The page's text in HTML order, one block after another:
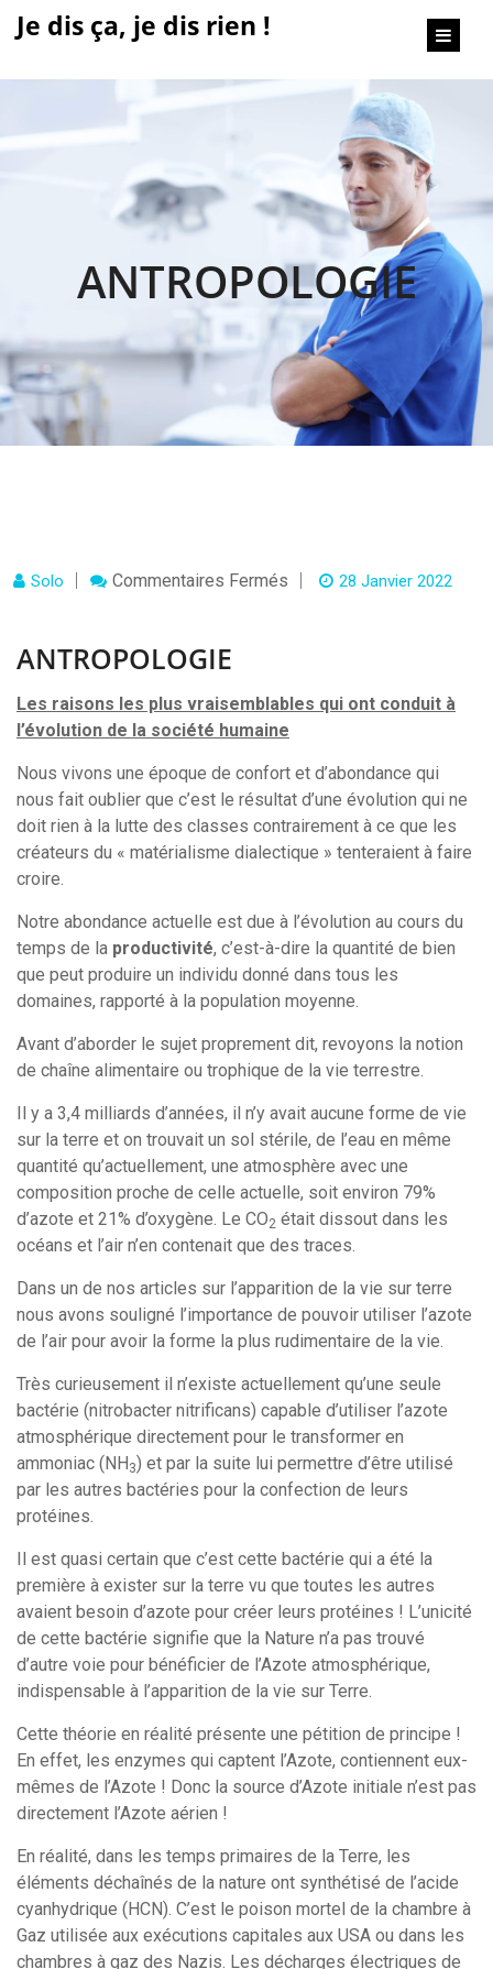
content
Je dis ça, je dis rien !
ANTROPOLOGIE
Solo Commentaires Fermés Sur
28 Janvier 2022
ANTROPOLOGIE
Les raisons les plus vraisemblables qui ont conduit à
l’évolution de la société humaine
Nous vivons une époque de confort et d’abondance qui
nous fait oublier que c’est le résultat d’une évolution qui ne
doit rien à la lutte des classes contrairement à ce que les
créateurs du « matérialisme dialectique » tenteraient à faire
croire.
Notre abondance actuelle est due à l’évolution au cours du
temps de la productivité, c’est-à-dire la quantité de bien
que peut produire un individu donné dans tous les
domaines, rapporté à la population moyenne.
Avant d’aborder le sujet proprement dit, revoyons la notion
de chaîne alimentaire ou trophique de la vie terrestre.
Il y a 3,4 milliards d’années, il n’y avait aucune forme de vie
sur la terre et on trouvait un sol stérile, de l’eau en même
quantité qu’actuellement, une atmosphère avec une
composition proche de celle actuelle, soit environ 79%
d’azote et 21% d’oxygène. Le CO2 était dissout dans les
océans et l’air n’en contenait que des traces.
Dans un de nos articles sur l’apparition de la vie sur terre
nous avons souligné l’importance de pouvoir utiliser l’azote
de l’air pour avoir la forme la plus rudimentaire de la vie.
Très curieusement il n’existe actuellement qu’une seule
bactérie (nitrobacter nitrificans) capable d’utiliser l’azote
atmosphérique directement pour le transformer en
ammoniac (NH3) et par la suite lui permettre d’être utilisé
par les autres bactéries pour la confection de leurs
protéines.
Il est quasi certain que c’est cette bactérie qui a été la
première à exister sur la terre vu que toutes les autres
avaient besoin d’azote pour créer leurs protéines ! L’unicité
de cette bactérie signifie que la Nature n’a pas trouvé
d’autre voie pour bénéficier de l’Azote atmosphérique,
indispensable à l’apparition de la vie sur Terre.
Cette théorie en réalité présente une pétition de principe !
En effet, les enzymes qui captent l’Azote, contiennent eux-
mêmes de l’Azote ! Donc la source d’Azote initiale n’est pas
directement l’Azote aérien !
En réalité, dans les temps primaires de la Terre, les
éléments déchaînés de la nature ont synthétisé de l’acide
cyanhydrique (HCN). C’est le poison mortel de la chambre à
Gaz utilisée aux exécutions capitales aux USA ou dans les
chambres à gaz des Nazis. Les décharges électriques de